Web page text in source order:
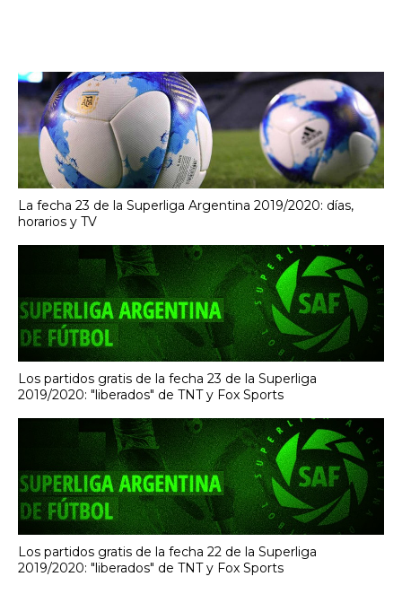
La fecha 23 de la Superliga Argentina 2019/2020: días,
horarios y TV
Los partidos gratis de la fecha 23 de la Superliga
2019/2020: "liberados" de TNT y Fox Sports
Los partidos gratis de la fecha 22 de la Superliga
2019/2020: "liberados" de TNT y Fox Sports